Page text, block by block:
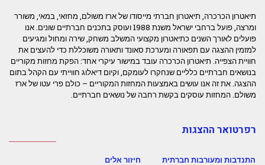
תיאטרון הכרכרה, תיאטרון חברתי מייסודו של ארז משולם, מחזאי, במאי, משורר
ומרצה, פועל ברחבי ישראל משנת 1988 ועוסק בתכנים חברתיים שונים. אנו
פועלים לאורך השנים כתיאטרון מקצועי המשלב משחק, שירה ומחול ומגיעים
למזמין ההצגה עם תפאורה ומערכת סאונד ותאורה משוכללת כדי להעצים את
חוויית הצפייה. תיאטרון הכרכרה עובד במישור עיקרי אחד: הפקת מחזות מקוריים
בנושאים חברתיים כלליים שנחקרו לעומקם, וקיום דיאלוג חווייתי עם הקהל בתום
ההצגה. את זה אנו עושים באמצעות המחזות המקוריים – כולם פרי עטו של ארז
משולם. המחזות עוסקים בקשת רחבה של נושאים חברתיים.
רפרטואר ההצגות
התנדבות ומעורבות חברתית חיזור אלים